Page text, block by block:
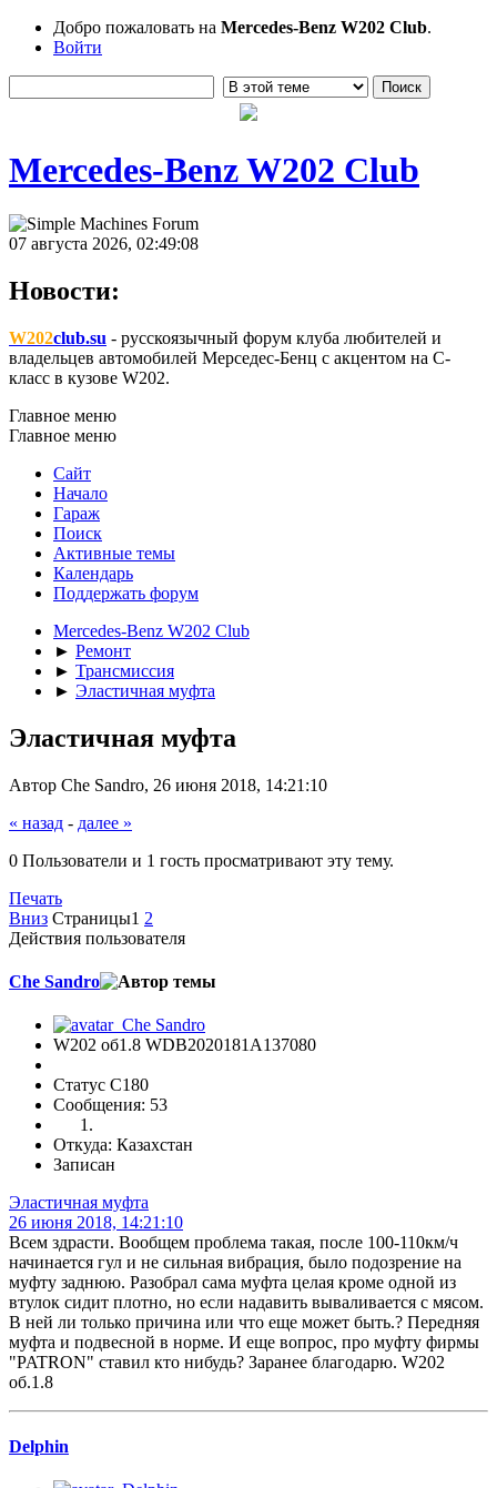
Добро пожаловать на Mercedes-Benz W202 Club.
Войти
Mercedes-Benz W202 Club
07 августа 2026, 02:49:08
Новости:
W202club.su - русскоязычный форум клуба любителей и
владельцев автомобилей Мерседес-Бенц с акцентом на C-
класс в кузове W202.
Главное меню
Главное меню
Сайт
Начало
Гараж
Поиск
Активные темы
Календарь
Поддержать форум
Mercedes-Benz W202 Club
► Ремонт
► Трансмиссия
► Эластичная муфта
Эластичная муфта
Автор Che Sandro, 26 июня 2018, 14:21:10
« назад - далее »
0 Пользователи и 1 гость просматривают эту тему.
Печать
Вниз Страницы1 2
Действия пользователя
Che Sandro
W202 об1.8 WDB2020181A137080
Статус C180
Сообщения: 53
Откуда: Казахстан
Записан
Эластичная муфта
26 июня 2018, 14:21:10
Всем здрасти. Вообщем проблема такая, после 100-110км/ч
начинается гул и не сильная вибрация, было подозрение на
муфту заднюю. Разобрал сама муфта целая кроме одной из
втулок сидит плотно, но если надавить вываливается с мясом.
В ней ли только причина или что еще может быть.? Передняя
муфта и подвесной в норме. И еще вопрос, про муфту фирмы
"PATRON" ставил кто нибудь? Заранее благодарю. W202
об.1.8
Delphin